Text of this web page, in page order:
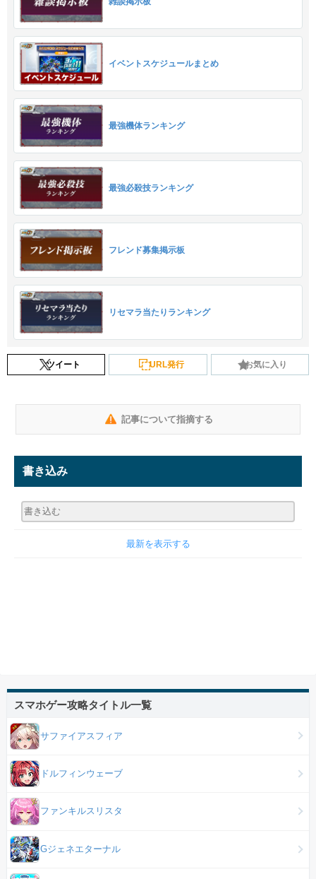
イベントスケジュールまとめ
最強機体ランキング
最強必殺技ランキング
フレンド募集掲示板
リセマラ当たりランキング
ツイート URL発行 お気に入り
記事について指摘する
書き込み
最新を表示する
スマホゲー攻略タイトル一覧
サファイアスフィア
ドルフィンウェーブ
ファンキルスリスタ
Gジェネエターナル